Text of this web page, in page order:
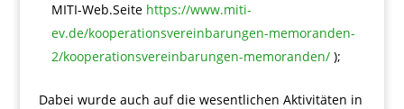
MITI-Web.Seite https://www.miti-
ev.de/kooperationsvereinbarungen-memoranden-
2/kooperationsvereinbarungen-memoranden/);
Dabei wurde auch auf die wesentlichen Aktivitäten in